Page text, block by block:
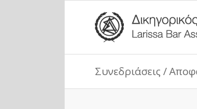
Συνεδριάσεις /